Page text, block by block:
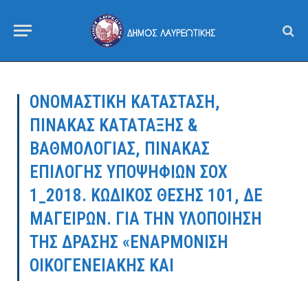
ΟΝΟΜΑΣΤΙΚΗ ΚΑΤΑΣΤΑΣΗ,
ΠΙΝΑΚΑΣ ΚΑΤΑΤΑΞΗΣ &
ΒΑΘΜΟΛΟΓΙΑΣ, ΠΙΝΑΚΑΣ
ΕΠΙΛΟΓΗΣ ΥΠΟΨΗΦΙΩΝ ΣΟΧ
1_2018. ΚΩΔΙΚΟΣ ΘΕΣΗΣ 101, ΔΕ
ΜΑΓΕΙΡΩΝ. ΓΙΑ ΤΗΝ ΥΛΟΠΟΙΗΣΗ
ΤΗΣ ΔΡΑΣΗΣ «ΕΝΑΡΜΟΝΙΣΗ
ΟΙΚΟΓΕΝΕΙΑΚΗΣ ΚΑΙ